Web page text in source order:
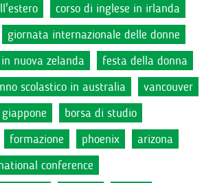
corso di inglese in irlanda
giornata internazionale delle donne
nuova zelanda
festa della donna
scolastico in australia
vancouver
giappone
borsa di studio
formazione phoenix
arizona
conference